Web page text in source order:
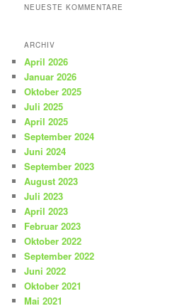
NEUESTE KOMMENTARE
ARCHIV
April 2026
Januar 2026
Oktober 2025
Juli 2025
April 2025
September 2024
Juni 2024
September 2023
August 2023
Juli 2023
April 2023
Februar 2023
Oktober 2022
September 2022
Juni 2022
Oktober 2021
Mai 2021